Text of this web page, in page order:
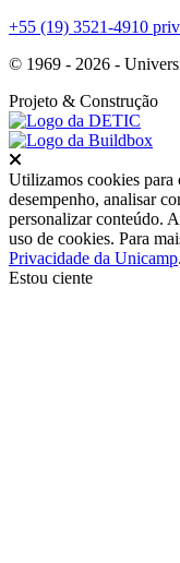
+55 (19) 3521-4910
© 1969 - 2026 -
Projeto & Construção
Utilizamos cookies para
desempenho, analisar
personalizar conteúdo.
uso de cookies. Para
Privacidade da Unicamp.
Estou ciente